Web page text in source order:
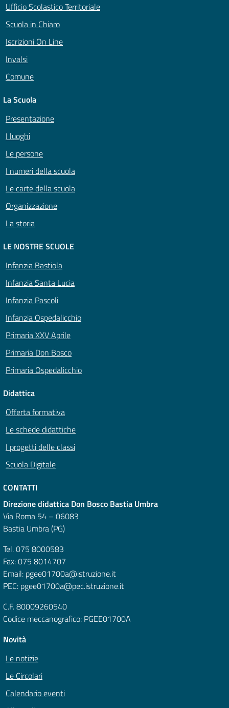
Ufficio Scolastico Territoriale
Scuola in Chiaro
Iscrizioni On Line
Invalsi
Comune
La Scuola
Presentazione
I luoghi
Le persone
I numeri della scuola
Le carte della scuola
Organizzazione
La storia
LE NOSTRE SCUOLE
Infanzia Bastiola
Infanzia Santa Lucia
Infanzia Pascoli
Infanzia Ospedalicchio
Primaria XXV Aprile
Primaria Don Bosco
Primaria Ospedalicchio
Didattica
Offerta formativa
Le schede didattiche
I progetti delle classi
Scuola Digitale
CONTATTI
Direzione didattica Don Bosco Bastia Umbra
Via Roma 54 – 06083
Bastia Umbra (PG)
Tel. 075 8000583
Fax: 075 8014707
Email: pgee01700a@istruzione.it
PEC: pgee01700a@pec.istruzione.it
C.F. 80009260540
Codice meccanografico: PGEE01700A
Novità
Le notizie
Le Circolari
Calendario eventi